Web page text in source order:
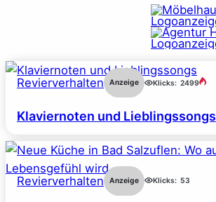
Revierverhalten Anzeige Klicks: 2499
Klaviernoten und Lieblingssongs
Revierverhalten Anzeige Klicks: 53